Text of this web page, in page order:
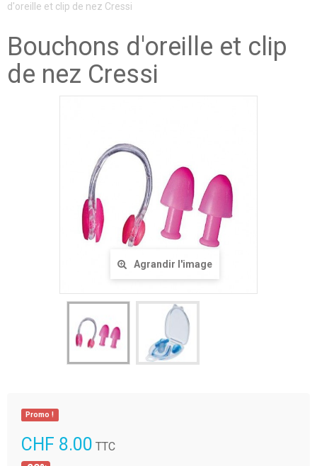
d'oreille et clip de nez Cressi
Bouchons d'oreille et clip
de nez Cressi
Agrandir l'image
Promo !
CHF 8.00 TTC